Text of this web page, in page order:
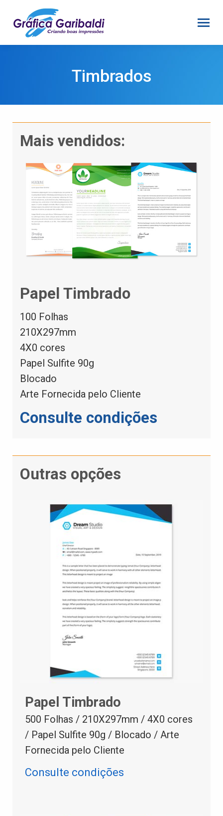
Timbrados
Mais vendidos:
Papel Timbrado
100 Folhas
210X297mm
4X0 cores
Papel Sulfite 90g
Blocado
Arte Fornecida pelo Cliente
Consulte condições
Outras opções
Papel Timbrado
500 Folhas / 210X297mm / 4X0 cores
/ Papel Sulfite 90g / Blocado / Arte
Fornecida pelo Cliente
Consulte condições